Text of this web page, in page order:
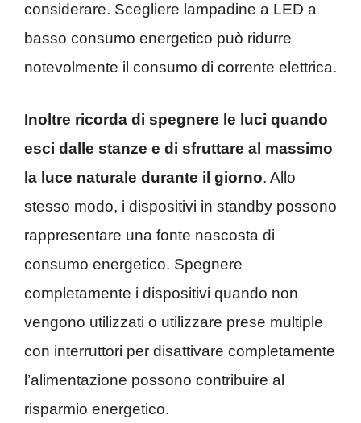
considerare. Scegliere lampadine a LED a
basso consumo energetico può ridurre
notevolmente il consumo di corrente elettrica.
Inoltre ricorda di spegnere le luci quando
esci dalle stanze e di sfruttare al massimo
la luce naturale durante il giorno. Allo
stesso modo, i dispositivi in standby possono
rappresentare una fonte nascosta di
consumo energetico. Spegnere
completamente i dispositivi quando non
vengono utilizzati o utilizzare prese multiple
con interruttori per disattivare completamente
l’alimentazione possono contribuire al
risparmio energetico.